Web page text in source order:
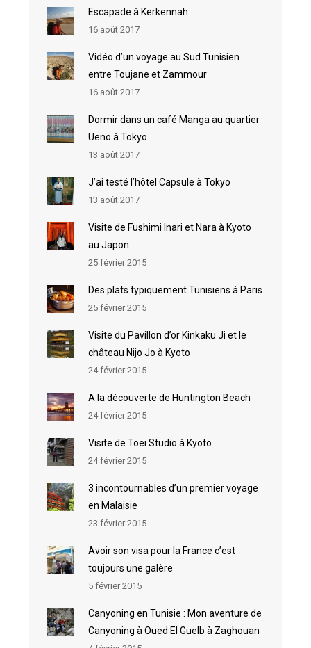
Escapade à Kerkennah
16 août 2017
Vidéo d’un voyage au Sud Tunisien
entre Toujane et Zammour
16 août 2017
Dormir dans un café Manga au quartier
Ueno à Tokyo
13 août 2017
J’ai testé l’hôtel Capsule à Tokyo
13 août 2017
Visite de Fushimi Inari et Nara à Kyoto
au Japon
25 février 2015
Des plats typiquement Tunisiens à Paris
25 février 2015
Visite du Pavillon d’or Kinkaku Ji et le
château Nijo Jo à Kyoto
24 février 2015
A la découverte de Huntington Beach
24 février 2015
Visite de Toei Studio à Kyoto
24 février 2015
3 incontournables d’un premier voyage
en Malaisie
23 février 2015
Avoir son visa pour la France c’est
toujours une galère
5 février 2015
Canyoning en Tunisie : Mon aventure de
Canyoning à Oued El Guelb à Zaghouan